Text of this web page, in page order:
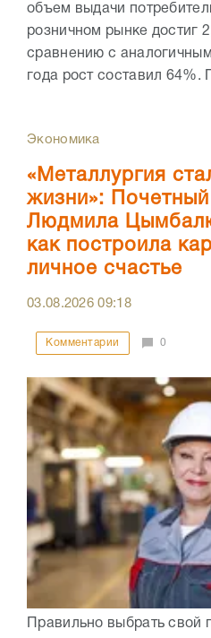
объем выдачи
розничном рынке достиг
сравнению с
года рост составил 64%.
Экономика
«Металлургия
жизни»: Почетный
Людмила
как построила
личное счастье
03.08.202609:18
Комментарии 0
Правильно выбрать свой